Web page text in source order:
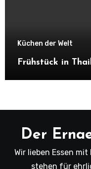
Küchen der Welt
Frühstück in
Der
Wir lieben Essen
stehen für